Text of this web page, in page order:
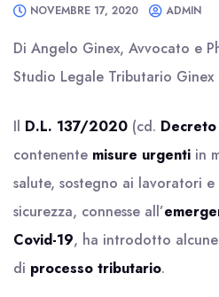
NOVEMBRE 17, 2020 ADMIN
Di Angelo Ginex, Avvocato e
Studio Legale Tributario Ginex
Il D.L. 137/2020 (cd.
contenente misure urgenti in
salute, sostegno ai lavoratori
sicurezza, connesse all’
Covid-19, ha introdotto alcune
di processo tributario.